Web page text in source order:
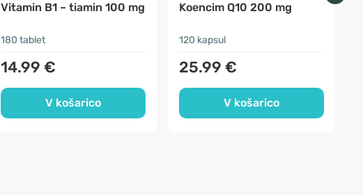
Vitamin B1 – tiamin 100 mg
180 tablet
14.99 €
V košarico
Koencim Q10 200 mg
120 kapsul
25.99 €
V košarico